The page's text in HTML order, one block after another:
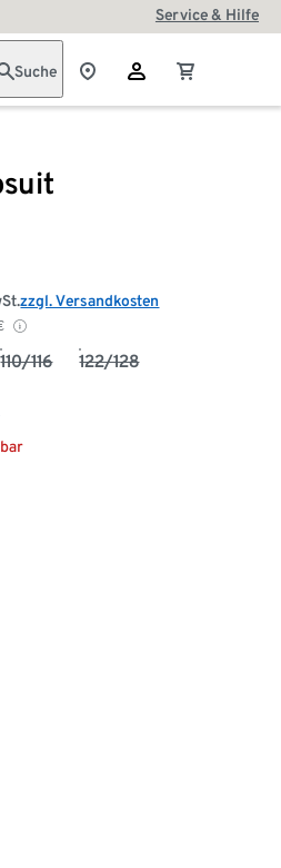
Service & Hilfe
Suche
zzgl. Versandkosten
110/116 122/128